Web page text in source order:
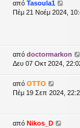
από Tasoula1
Πέμ 21 Νοέμ 2024,
από doctormarkon
Δευ 07 Οκτ 2024,
από OTTO
Πέμ 19 Σεπ 2024,
από Nikos_D